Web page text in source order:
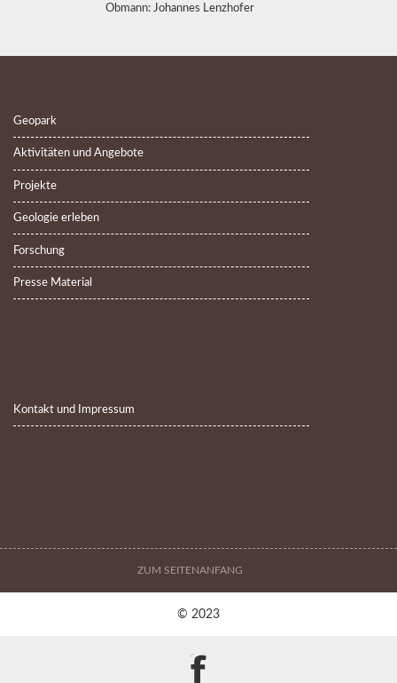
Obmann: Johannes Lenzhofer
Geopark
Aktivitäten und Angebote
Projekte
Geologie erleben
Forschung
Presse Material
Kontakt und Impressum
ZUM SEITENANFANG
© 2023